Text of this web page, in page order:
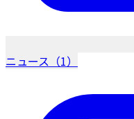
ニュース（1）